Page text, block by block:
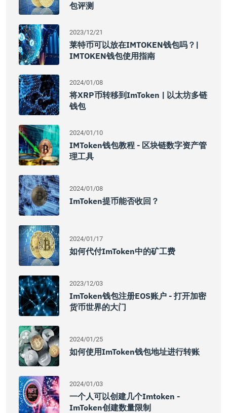
包评测
2023/12/21
莱特币可以放在IMTOKEN钱包吗？|
IMTOKEN钱包使用指南
2024/01/08
将XRP币转移到imToken | 以太坊多链
钱包
2024/01/10
IMToken钱包教程 - 区块链数字资产管
理工具
2024/01/08
ImToken提币能否收回？
2024/01/17
如何代付imToken中的矿工费
2023/12/03
ImToken钱包注册EOS账户 - 打开加密
货币世界的大门
2024/01/25
如何使用imToken钱包地址进行转账
2024/01/03
一个人可以创建几个imtoken -
ImToken创建数量限制